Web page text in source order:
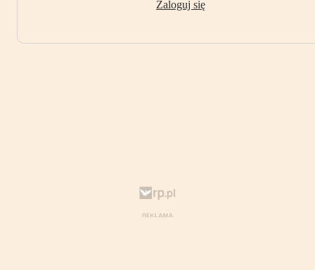
Zaloguj się